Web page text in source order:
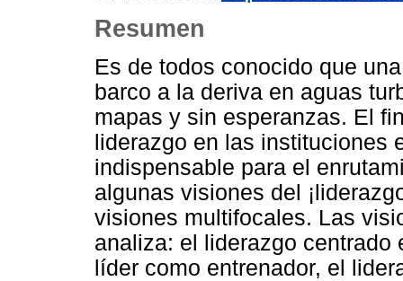
Resumen
Es de todos conocido que
barco a la deriva en aguas
mapas y sin esperanzas. El
liderazgo en las instituciones
indispensable para el
algunas visiones del
visiones multifocales. Las
analiza: el liderazgo
líder como entrenador, el